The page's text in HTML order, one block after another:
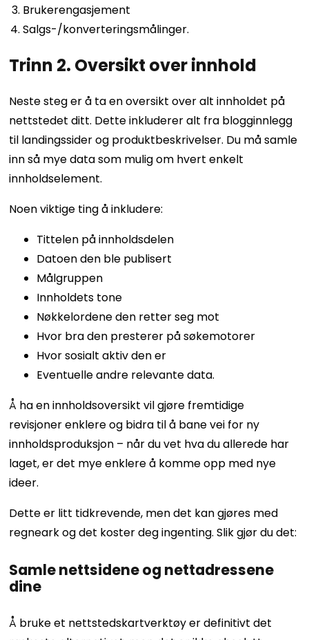
Brukerengasjement
Salgs-/konverteringsmålinger.
Trinn 2. Oversikt over innhold
Neste steg er å ta en oversikt over alt innholdet på
nettstedet ditt. Dette inkluderer alt fra blogginnlegg
til landingssider og produktbeskrivelser. Du må samle
inn så mye data som mulig om hvert enkelt
innholdselement.
Noen viktige ting å inkludere:
Tittelen på innholdsdelen
Datoen den ble publisert
Målgruppen
Innholdets tone
Nøkkelordene den retter seg mot
Hvor bra den presterer på søkemotorer
Hvor sosialt aktiv den er
Eventuelle andre relevante data.
Å ha en innholdsoversikt vil gjøre fremtidige
revisjoner enklere og bidra til å bane vei for ny
innholdsproduksjon – når du vet hva du allerede har
laget, er det mye enklere å komme opp med nye
ideer.
Dette er litt tidkrevende, men det kan gjøres med
regneark og det koster deg ingenting. Slik gjør du det:
Samle nettsidene og nettadressene
dine
Å bruke et nettstedskartverktøy er definitivt det